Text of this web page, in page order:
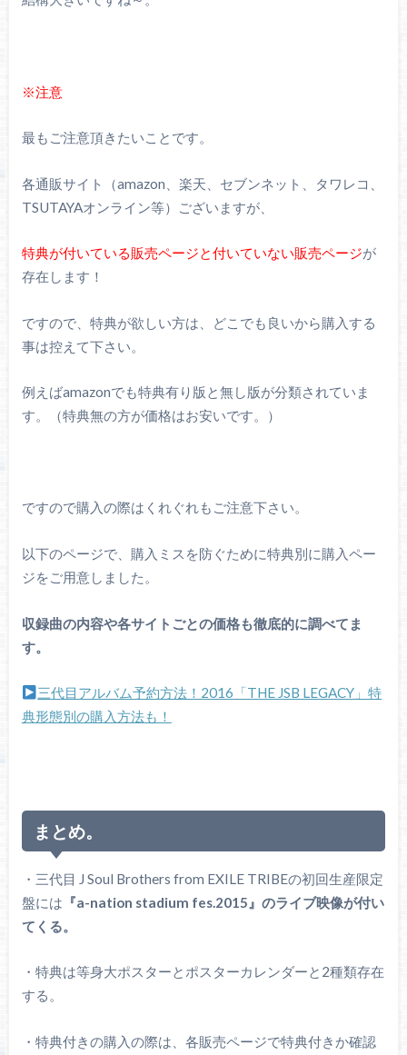
※注意
最もご注意頂きたいことです。
各通販サイト（amazon、楽天、セブンネット、タワレコ、
TSUTAYAオンライン等）ございますが、
特典が付いている販売ページと付いていない販売ページが
存在します！
ですので、特典が欲しい方は、どこでも良いから購入する
事は控えて下さい。
例えばamazonでも特典有り版と無し版が分類されていま
す。（特典無の方が価格はお安いです。）
ですので購入の際はくれぐれもご注意下さい。
以下のページで、購入ミスを防ぐために特典別に購入ペー
ジをご用意しました。
収録曲の内容や各サイトごとの価格も徹底的に調べてま
す。
三代目アルバム予約方法！2016「THE JSB LEGACY」特
典形態別の購入方法も！
まとめ。
・三代目 J Soul Brothers from EXILE TRIBEの初回生産限定
盤には 『a-nation stadium fes.2015』のライブ映像が付い
てくる。
・特典は等身大ポスターとポスターカレンダーと2種類存在
する。
・特典付きの購入の際は、各販売ページで特典付きか確認